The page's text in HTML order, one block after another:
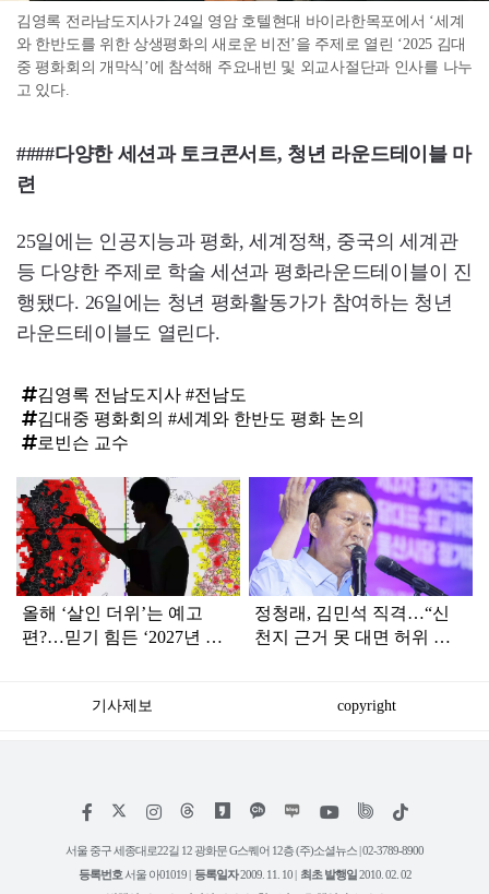
김영록 전라남도지사가 24일 영암 호텔현대 바이라한목포에서 ‘세계
와 한반도를 위한 상생평화의 새로운 비전’을 주제로 열린 ‘2025 김대
중 평화회의 개막식’에 참석해 주요내빈 및 외교사절단과 인사를 나누
고 있다.
####다양한 세션과 토크콘서트, 청년 라운드테이블 마
련
25일에는 인공지능과 평화, 세계정책, 중국의 세계관
등 다양한 주제로 학술 세션과 평화라운드테이블이 진
행됐다. 26일에는 청년 평화활동가가 참여하는 청년
라운드테이블도 열린다.
김영록 전남도지사 #전남도
김대중 평화회의 #세계와 한반도 평화 논의
로빈슨 교수
탑
라
인
올해 ‘살인 더위’는 예고
편?…믿기 힘든 ‘2027년 여
정청래, 김민석 직격…“신
천지 근거 못 대면 허위 신
기사제보 copyright
페
스
인
타
램
위
트
유
틱
서울 중구 세종대로22길 12 광화문 G스퀘어 12층 (주)소셜뉴스 | 02-3789-8900
등록번호 서울 아01019 | 등록일자2009. 11. 10 | 최초 발행일2010. 02. 02